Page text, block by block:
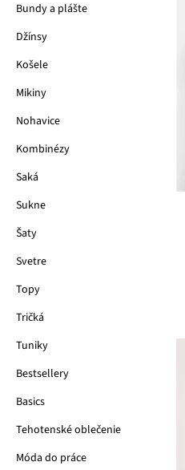
Bundy a plášte
Džínsy
Košele
Mikiny
Nohavice
Kombinézy
Saká
Sukne
Šaty
Svetre
Topy
Tričká
Tuniky
Bestsellery
Basics
Tehotenské oblečenie
Móda do práce